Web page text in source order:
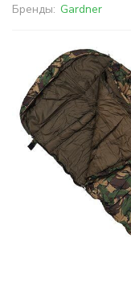
Бренды: Gardner